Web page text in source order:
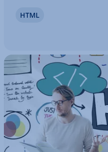
wie HTML-Farben im
HTML